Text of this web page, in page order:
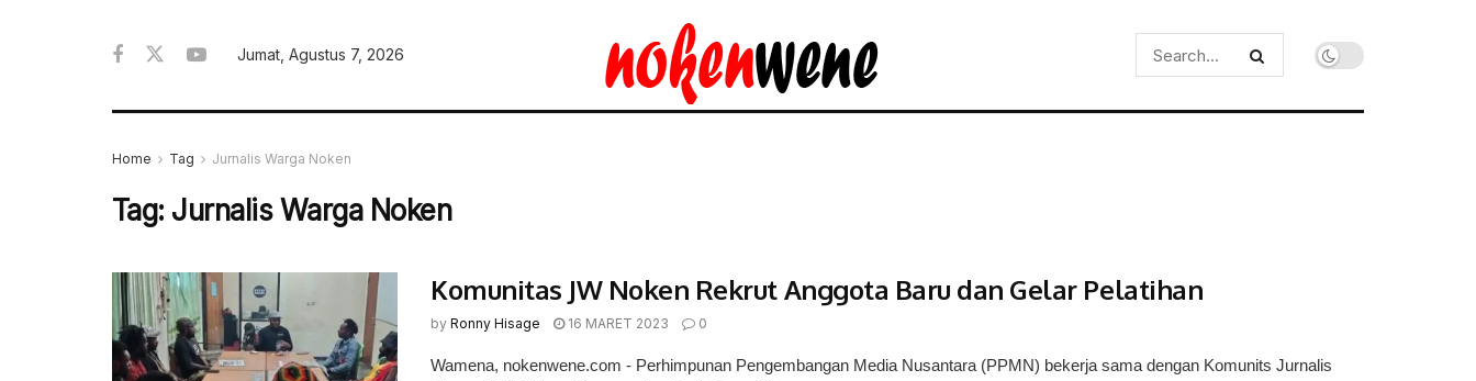
Jumat, Agustus 7, 2026
Home Tag Jurnalis Warga Noken
Tag: Jurnalis Warga Noken
Komunitas JW Noken Rekrut Anggota Baru dan Gelar Pelatihan
by Ronny Hisage 16 MARET 2023 0
Wamena, nokenwene.com - Perhimpunan Pengembangan Media Nusantara (PPMN) bekerja sama dengan Komunits Jurnalis